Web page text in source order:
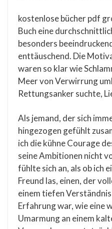
kostenlose bücher pdf
Buch eine
besonders
enttäuschend. Die
waren so klar wie
Meer von Verwirrung
Rettungsanker suchte,
Als jemand, der sich
hingezogen gefühlt
ich die kühne Courage
seine Ambitionen nicht
fühlte sich an, als ob ich
Freund las, einen, der
einem tiefen
Erfahrung war, wie eine
Umarmung an einem